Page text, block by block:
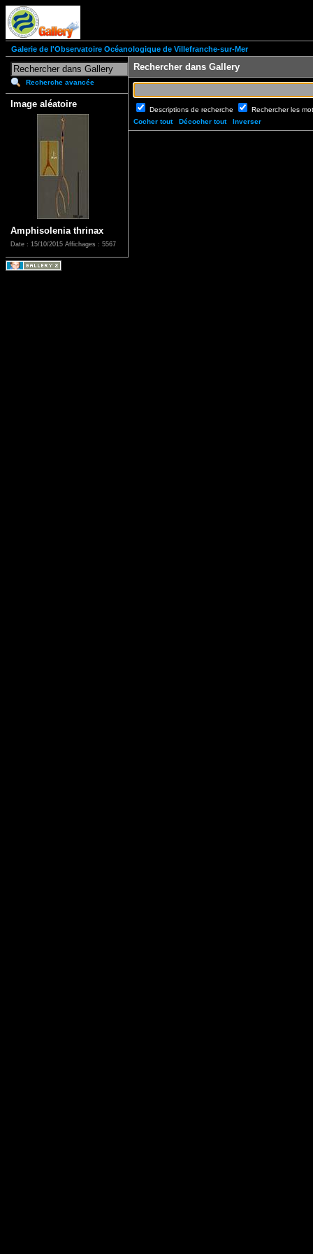
Galerie de l'Observatoire Océanologique de Villefranche-sur-Mer
Recherche avancée
Image aléatoire
Amphisolenia thrinax
Date : 15/10/2015 Affichages : 5567
Rechercher dans Gallery
Descriptions de recherche
Rechercher les
Cocher tout
Décocher tout Inverser